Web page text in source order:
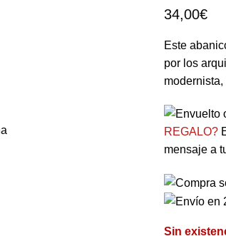
34,00€
Este
por los
REGALO?
mensaje a
Sin